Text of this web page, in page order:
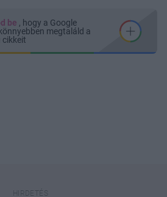
be , hogy a Google
megtaláld a
cikkeit